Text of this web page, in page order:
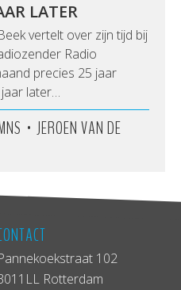
LATER
vertelt over zijn tijd bij
Radio
precies 25 jaar
later…
• JEROEN VAN DE
102
Rotterdam